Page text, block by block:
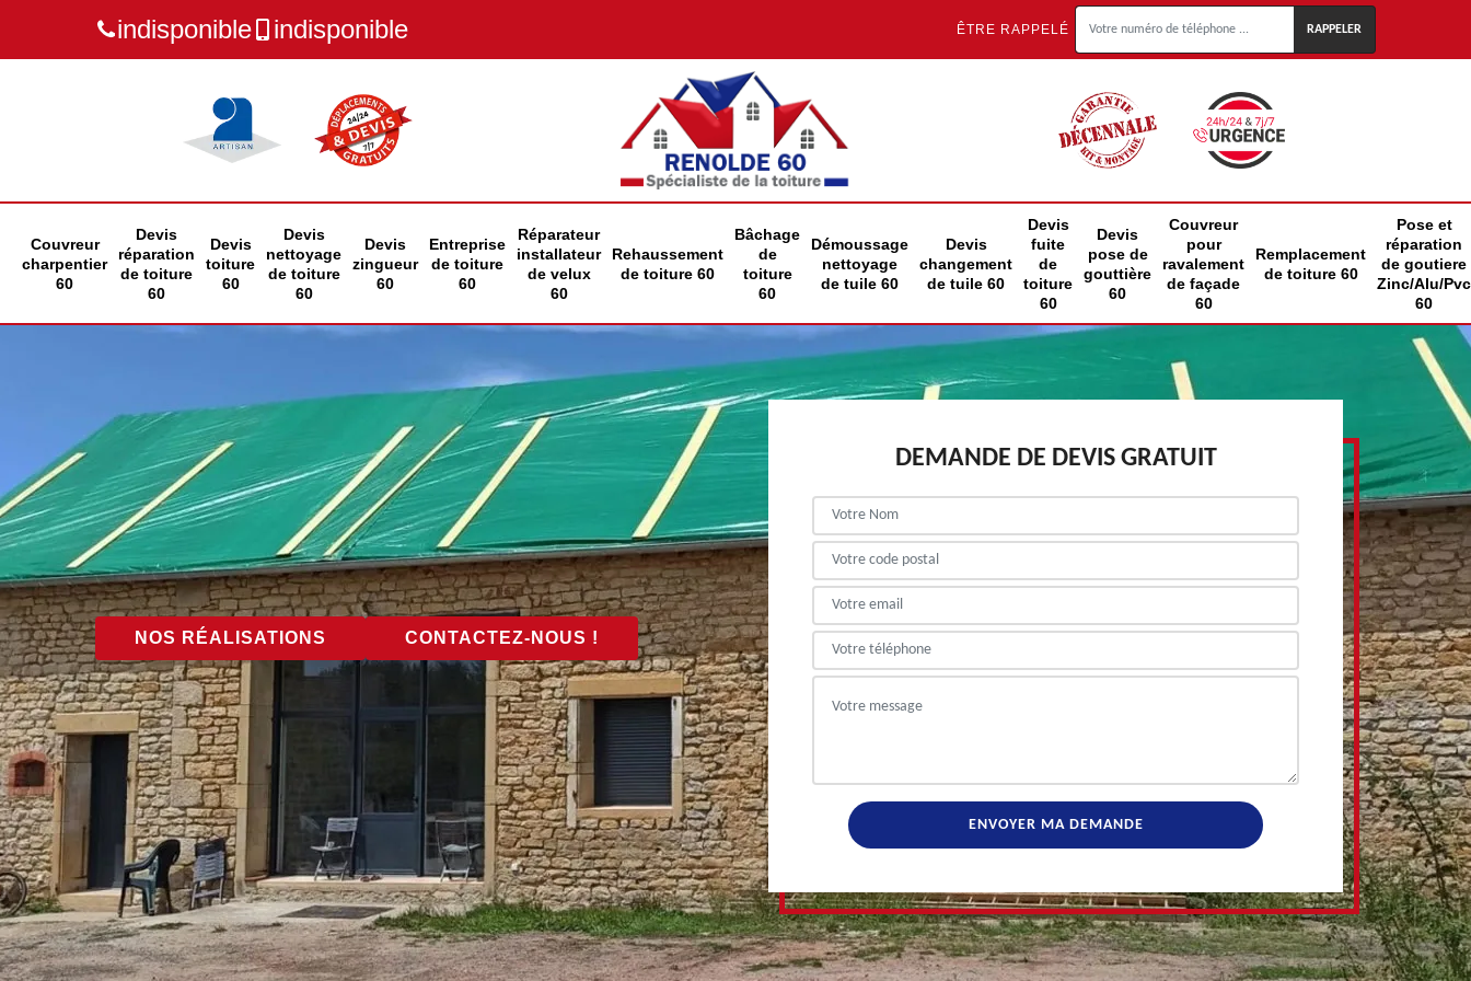
indisponible indisponible ÊTRE RAPPELÉ
Couvreur
charpentier
60
Devis
réparation
de toiture
60
Devis
toiture
60
Devis
nettoyage
de toiture
60
Devis
zingueur
60
Entreprise
de toiture
60
Réparateur
installateur
de velux
60
Rehaussement
de toiture 60
Bâchage
de
toiture
60
Démoussage
nettoyage
de tuile 60
Devis
changement
de tuile 60
Devis
fuite
de
toiture
60
Devis
pose de
gouttière
60
Couvreur
pour
ravalement
de façade
60
Remplacement
de toiture 60
Pose et
réparation
de goutiere
Zinc/Alu/Pvc
60
NOS RÉALISATIONS CONTACTEZ-NOUS !
DEMANDE DE DEVIS GRATUIT